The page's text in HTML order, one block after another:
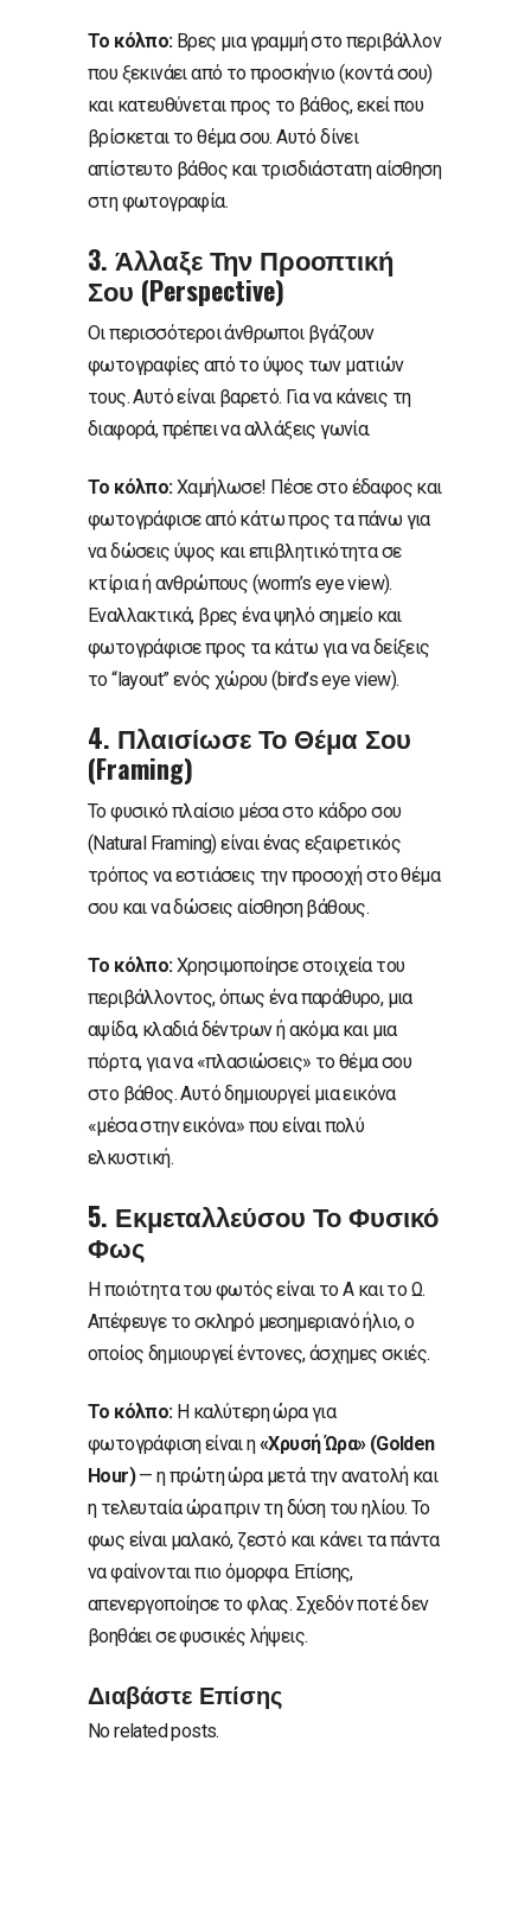
Το κόλπο:Βρες μια γραμμή στο περιβάλλον
που ξεκινάει από το προσκήνιο (κοντά σου)
και κατευθύνεται προς το βάθος, εκεί που
βρίσκεται το θέμα σου. Αυτό δίνει
απίστευτο βάθος και τρισδιάστατη αίσθηση
στη φωτογραφία.
3. Άλλαξε Την Προοπτική
Σου (Perspective)
Οι περισσότεροι άνθρωποι βγάζουν
φωτογραφίες από το ύψος των ματιών
τους. Αυτό είναι βαρετό. Για να κάνεις τη
διαφορά, πρέπει να αλλάξεις γωνία.
Το κόλπο:Χαμήλωσε! Πέσε στο έδαφος και
φωτογράφισε από κάτω προς τα πάνω για
να δώσεις ύψος και επιβλητικότητα σε
κτίρια ή ανθρώπους (worm’s eye view).
Εναλλακτικά, βρες ένα ψηλό σημείο και
φωτογράφισε προς τα κάτω για να δείξεις
το “layout” ενός χώρου (bird’s eye view).
4. Πλαισίωσε Το Θέμα Σου
(Framing)
Το φυσικό πλαίσιο μέσα στο κάδρο σου
(Natural Framing) είναι ένας εξαιρετικός
τρόπος να εστιάσεις την προσοχή στο θέμα
σου και να δώσεις αίσθηση βάθους.
Το κόλπο:Χρησιμοποίησε στοιχεία του
περιβάλλοντος, όπως ένα παράθυρο, μια
αψίδα, κλαδιά δέντρων ή ακόμα και μια
πόρτα, για να «πλασιώσεις» το θέμα σου
στο βάθος. Αυτό δημιουργεί μια εικόνα
«μέσα στην εικόνα» που είναι πολύ
ελκυστική.
5. Εκμεταλλεύσου Το Φυσικό
Φως
Η ποιότητα του φωτός είναι το Α και το Ω.
Απέφευγε το σκληρό μεσημεριανό ήλιο, ο
οποίος δημιουργεί έντονες, άσχημες σκιές.
Το κόλπο:Η καλύτερη ώρα για
φωτογράφιση είναι η«Χρυσή Ώρα» (Golden
Hour)— η πρώτη ώρα μετά την ανατολή και
η τελευταία ώρα πριν τη δύση του ηλίου. Το
φως είναι μαλακό, ζεστό και κάνει τα πάντα
να φαίνονται πιο όμορφα. Επίσης,
απενεργοποίησε το φλας. Σχεδόν ποτέ δεν
βοηθάει σε φυσικές λήψεις.
Διαβάστε Επίσης
No related posts.